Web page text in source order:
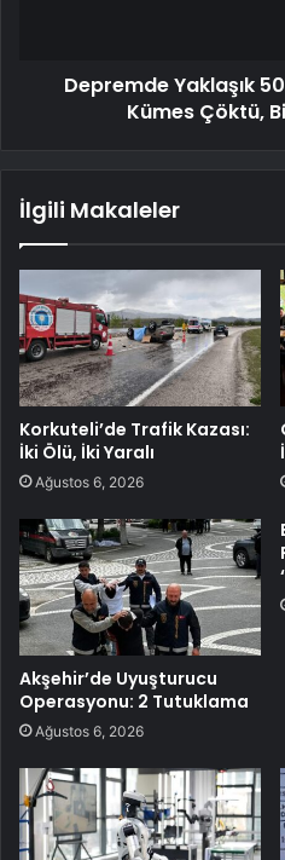
Depremde Yaklaşık
Kümes Çöktü,
İlgili Makaleler
Korkuteli’de Trafik Kazası:
İki Ölü, İki Yaralı
Ağustos 6, 2026
Akşehir’de Uyuşturucu
Operasyonu: 2 Tutuklama
Ağustos 6, 2026